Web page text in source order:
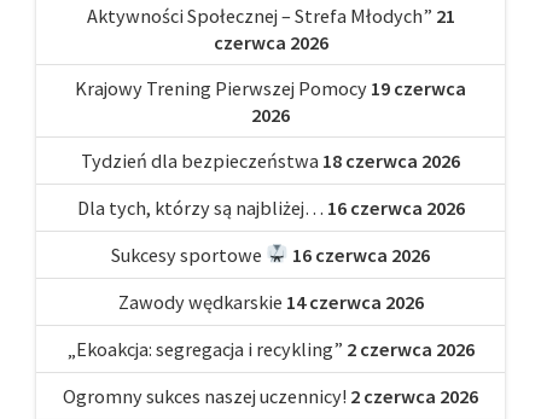
Aktywności Społecznej – Strefa Młodych” 21
czerwca 2026
Krajowy Trening Pierwszej Pomocy 19 czerwca
2026
Tydzień dla bezpieczeństwa 18 czerwca 2026
Dla tych, którzy są najbliżej… 16 czerwca 2026
Sukcesy sportowe
16 czerwca 2026
Zawody wędkarskie 14 czerwca 2026
„Ekoakcja: segregacja i recykling” 2 czerwca 2026
Ogromny sukces naszej uczennicy! 2 czerwca 2026